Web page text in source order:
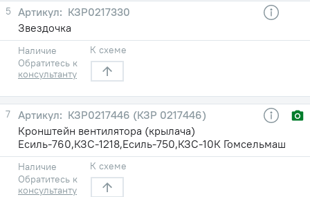
5
КЗР0217330
Звездочка
Наличие
Обратитесь к
консультанту
К схеме
7
КЗР0217446 (КЗР 0217446)
Кронштейн вентилятора (крылача)
Есиль-760,КЗС-1218,Есиль-750,КЗС-10К Гомсельмаш
Наличие
Обратитесь к
консультанту
К схеме